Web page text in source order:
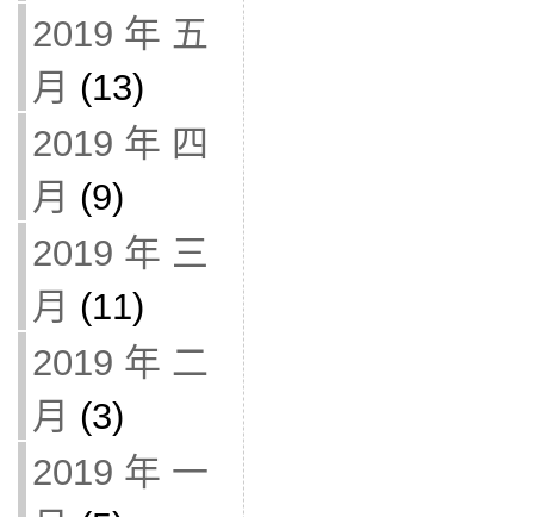
2019 年 五
月 (13)
2019 年 四
月 (9)
2019 年 三
月 (11)
2019 年 二
月 (3)
2019 年 一